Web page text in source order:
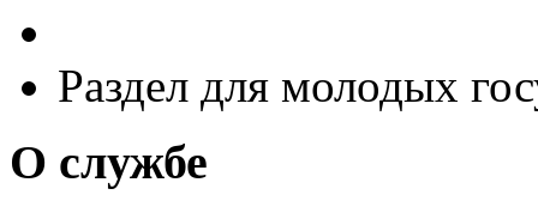
Раздел для молодых
О службе